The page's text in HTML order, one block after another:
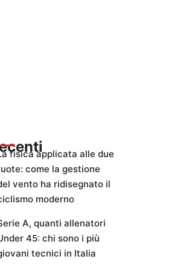
fisica applicata alle due
come la gestione
vento ha ridisegnato il
moderno
A, quanti allenatori
45: chi sono i più
tecnici in Italia